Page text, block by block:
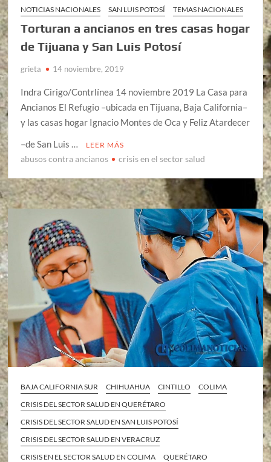
NOTICIAS NACIONALES
SAN LUIS POTOSÍ TEMAS NACIONALES
Torturan a ancianos en tres casas hogar
de Tijuana y San Luis Potosí
grieta 14 noviembre, 2019
Indra Cirigo/Contrlínea 14 noviembre 2019 La Casa para
Ancianos El Refugio –ubicada en Tijuana, Baja California–
y las casas hogar Ignacio Montes de Oca y Feliz Atardecer
–de San Luis …
LEER MÁS
abusos contra ancianos crisis en el sector salud
BAJA CALIFORNIA SUR CHIHUAHUA CINTILLO
COLIMA
CRISIS DEL SECTOR SALUD EN QUERÉTARO
CRISIS DEL SECTOR SALUD EN SAN LUIS POTOSÍ
CRISIS DEL SECTOR SALUD EN VERACRUZ
CRISIS EN EL SECTOR SALUD EN COLIMA
QUERÉTARO